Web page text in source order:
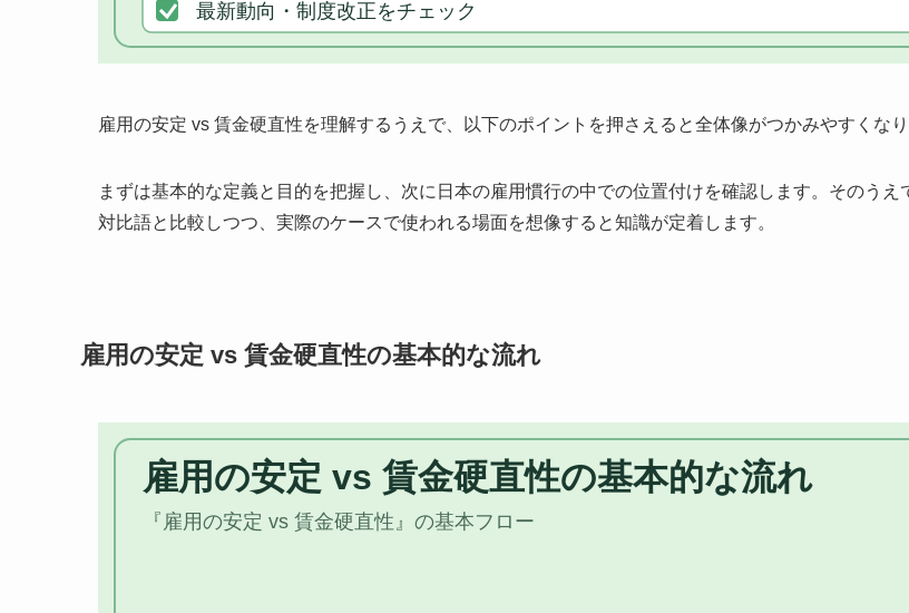
雇用の安定 vs 賃金硬直性を理解するうえで、以下のポイントを押さえると全体像がつかみやすくなり
まずは基本的な定義と目的を把握し、次に日本の雇用慣行の中での位置付けを確認します。そのうえ
対比語と比較しつつ、実際のケースで使われる場面を想像すると知識が定着します。
雇用の安定 vs 賃金硬直性の基本的な流れ